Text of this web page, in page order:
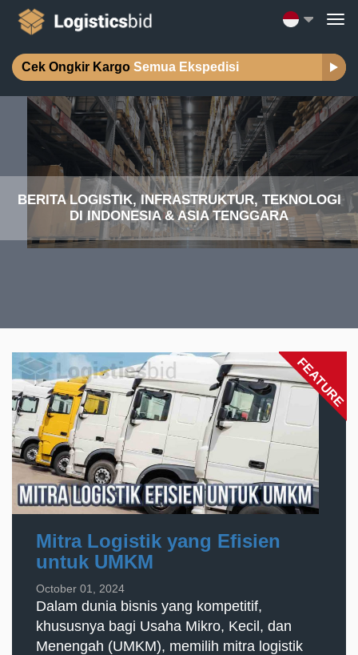
Cek Ongkir Kargo Semua Ekspedisi
BERITA LOGISTIK, INFRASTRUKTUR, TEKNOLOGI
DI INDONESIA & ASIA TENGGARA
FEATURE
Mitra Logistik yang Efisien
untuk UMKM
October 01, 2024
Dalam dunia bisnis yang kompetitif,
khususnya bagi Usaha Mikro, Kecil, dan
Menengah (UMKM), memilih mitra logistik